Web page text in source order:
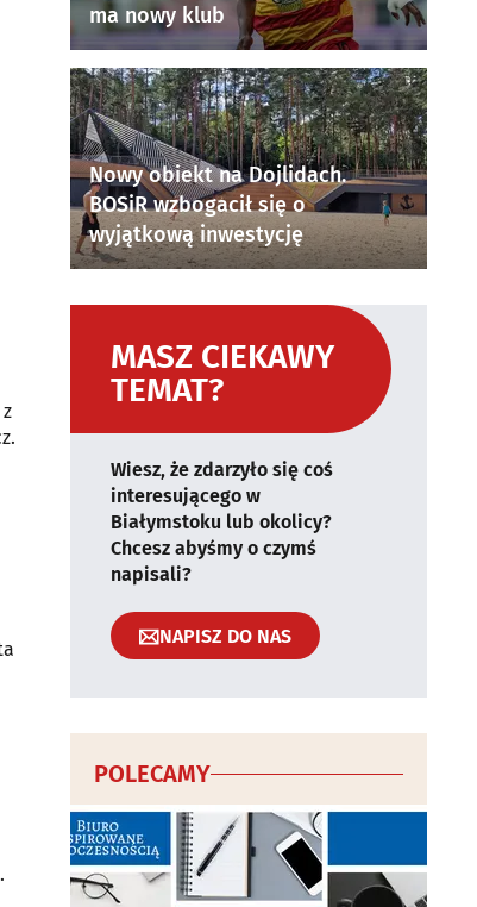
ma nowy klub
Nowy obiekt na Dojlidach.
BOSiR wzbogacił się o
wyjątkową inwestycję
MASZ CIEKAWY
TEMAT?
Wiesz, że zdarzyło się coś
interesującego w
Białymstoku lub okolicy?
Chcesz abyśmy o czymś
napisali?
NAPISZ DO NAS
POLECAMY